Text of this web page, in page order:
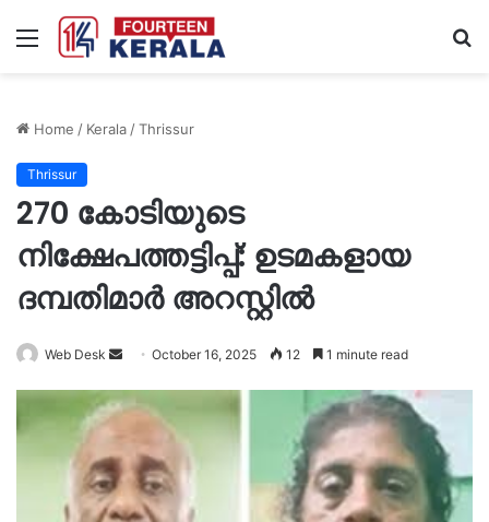
Menu
Home / Kerala/Thrissur
Thrissur
270 കോടിയുടെ
നിക്ഷേപത്തട്ടിപ്പ്: ഉടമകളായ
ദമ്പതിമാർ അറസ്റ്റിൽ
Web Desk
Send
email
October 16, 2025 12 1 minute read